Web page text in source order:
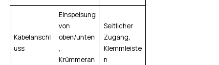
Kabelanschl
uss
Einspeisung
von
oben/unten
,
Krümmeran
Seitlicher
Zugang,
Klemmleiste
n